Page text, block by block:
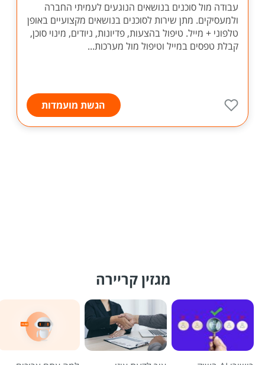
עבודה מול סוכנים בנושאים הנוגעים לעמיתי החברה
ולמעסיקים. מתן שירות לסוכנים בנושאים מקצועיים באופן
טלפוני + מייל. טיפול בהצעות, פדיונות, ניודים, מינוי סוכן,
קבלת טפסים במייל וטיפול מול מערכות...
הגשת מועמדות
מגזין קריירה